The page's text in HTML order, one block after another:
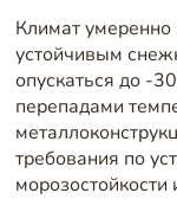
Климат
устойчивым
опускаться до -
перепадами
требования по